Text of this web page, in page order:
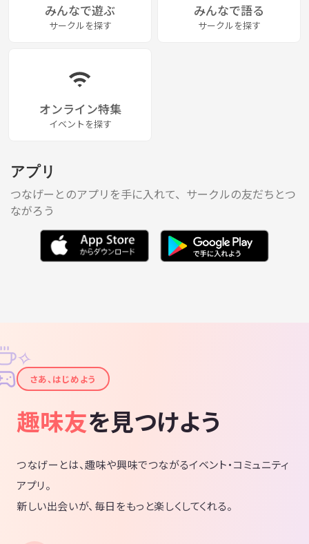
みんなで遊ぶ
サークルを探す
みんなで語る
サークルを探す
オンライン特集
イベントを探す
アプリ
つなげーとのアプリを手に入れて、サークルの友だちとつ
ながろう
✦
✧
さあ、はじめよう
趣味友を見つけよう
つなげーとは、趣味や興味でつながるイベント・コミュニティ
アプリ。
新しい出会いが、毎日をもっと楽しくしてくれる。